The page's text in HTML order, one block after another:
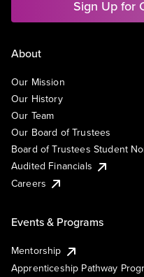
Sign Up for
About
Our Mission
Our History
Our Team
Our Board of Trustees
Board of Trustees Student
Audited Financials
Careers
Events & Programs
Mentorship
Apprenticeship Pathway